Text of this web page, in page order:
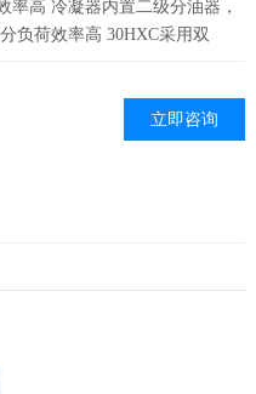
率高 冷凝器内置二级分油器，
负荷效率高 30HXC采用双
立即咨询